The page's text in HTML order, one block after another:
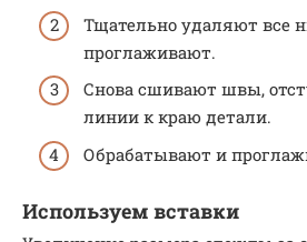
Тщательно удаляют все
проглаживают.
Снова сшивают швы,
линии к краю детали.
Обрабатывают и
Используем вставки